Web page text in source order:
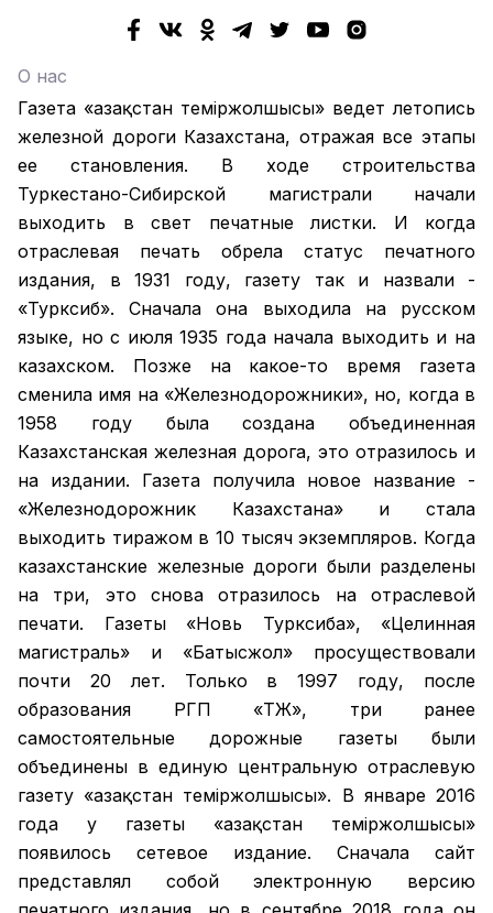
О нас
Газета «Қазақстан теміржолшысы» ведет летопись
железной дороги Казахстана, отражая все этапы
ее становления. В ходе строительства
Туркестано-Сибирской магистрали начали
выходить в свет печатные листки. И когда
отраслевая печать обрела статус печатного
издания, в 1931 году, газету так и назвали -
«Турксиб». Сначала она выходила на русском
языке, но с июля 1935 года начала выходить и на
казахском. Позже на какое-то время газета
сменила имя на «Железнодорожники», но, когда в
1958 году была создана объединенная
Казахстанская железная дорога, это отразилось и
на издании. Газета получила новое название -
«Железнодорожник Казахстана» и стала
выходить тиражом в 10 тысяч экземпляров. Когда
казахстанские железные дороги были разделены
на три, это снова отразилось на отраслевой
печати. Газеты «Новь Турксиба», «Целинная
магистраль» и «Батысжол» просуществовали
почти 20 лет. Только в 1997 году, после
образования РГП «ҚТЖ», три ранее
самостоятельные дорожные газеты были
объединены в единую центральную отраслевую
газету «Қазақстан темiржолшысы». В январе 2016
года у газеты «Қазақстан теміржолшысы»
появилось сетевое издание. Сначала сайт
представлял собой электронную версию